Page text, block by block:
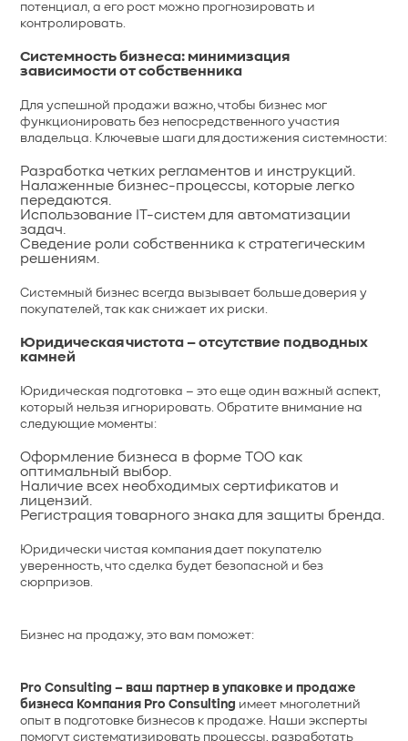
потенциал, а его рост можно прогнозировать и
контролировать.
Системность бизнеса: минимизация
зависимости от собственника
Для успешной продажи важно, чтобы бизнес мог
функционировать без непосредственного участия
владельца. Ключевые шаги для достижения системности:
Разработка четких регламентов и инструкций.
Налаженные бизнес-процессы, которые легко
передаются.
Использование IT-систем для автоматизации
задач.
Сведение роли собственника к стратегическим
решениям.
Системный бизнес всегда вызывает больше доверия у
покупателей, так как снижает их риски.
Юридическая чистота – отсутствие подводных
камней
Юридическая подготовка – это еще один важный аспект,
который нельзя игнорировать. Обратите внимание на
следующие моменты:
Оформление бизнеса в форме ТОО как
оптимальный выбор.
Наличие всех необходимых сертификатов и
лицензий.
Регистрация товарного знака для защиты бренда.
Юридически чистая компания дает покупателю
уверенность, что сделка будет безопасной и без
сюрпризов.
Бизнес на продажу, это вам поможет:
Pro Consulting – ваш партнер в упаковке и продаже
бизнеса Компания Pro Consulting имеет многолетний
опыт в подготовке бизнесов к продаже. Наши эксперты
помогут систематизировать процессы, разработать